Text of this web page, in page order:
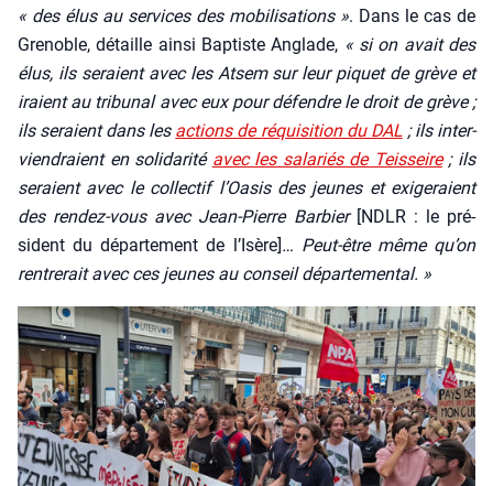
« des élus au ser­vices des mobi­li­sa­tions ». Dans le cas de
Gre­noble, détaille ain­si Bap­tiste Anglade, « si on avait des
élus, ils seraient avec les Atsem sur leur piquet de grève et
iraient au tri­bu­nal avec eux pour défendre le droit de grève ;
ils seraient dans les actions de réqui­si­tion du DAL; ils inter­
vien­draient en soli­da­ri­té avec les sala­riés de Teis­seire; ils
seraient avec le col­lec­tif l’Oa­sis des jeunes et exi­ge­raient
des ren­dez-vous avec Jean-Pierre Bar­bier [NDLR : le pré­
sident du dépar­te­ment de l’I­sère]… Peut-être même qu’on
ren­tre­rait avec ces jeunes au conseil dépar­te­men­tal. »